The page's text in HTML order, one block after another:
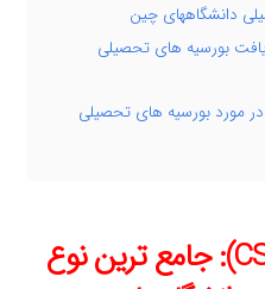
دانشگاههای چین
بورسیه های تحصیلی
مورد بورسیه های تحصیلی
بورسیه دولت چین (CSC): جامع ترین نوع